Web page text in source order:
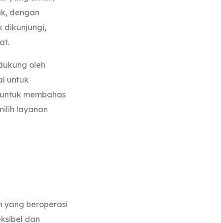
dengan
dikunjungi,
oleh
untuk
membahas
layanan
yang beroperasi
dan